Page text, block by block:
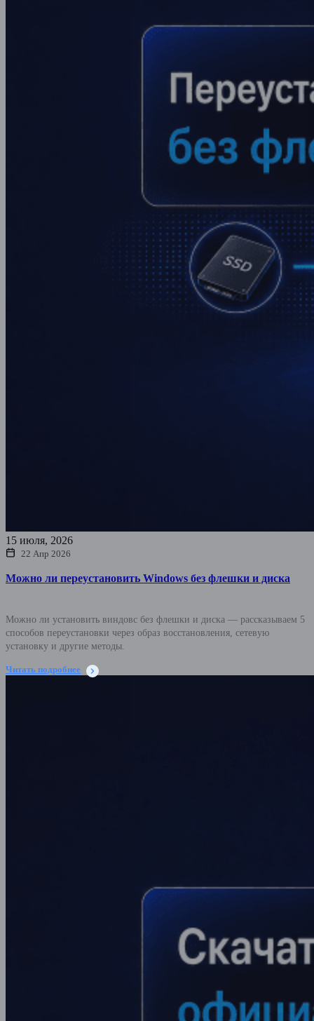
15 июля, 2026
22 Апр 2026
Можно ли переустановить Windows без флешки и диска
Можно ли установить виндовс без флешки и диска — рассказываем 5
способов переустановки через образ восстановления, сетевую
установку и другие методы.
Читать подробнее